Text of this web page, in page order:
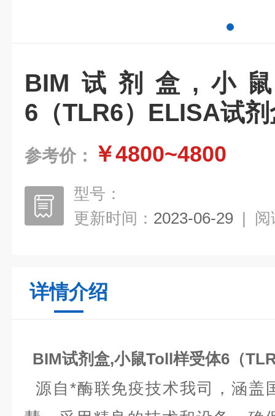
BIM试剂盒,小
6（TLR6）ELISA试
参考价： ￥4800~4800
型号：
更新时间： 2023-06-29 | 阅
详情介绍
BIM试剂盒,小鼠Toll样受体6（
源自*酶联免疫技术我司，涵盖